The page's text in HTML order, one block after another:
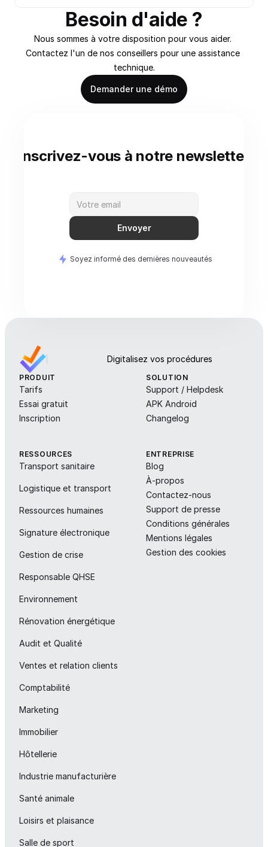
Besoin d'aide ?
Nous sommes à votre disposition pour vous aider.
Contactez l'un de nos conseillers pour une assistance
technique.
Demander une démo
Inscrivez-vous à notre newsletter
Envoyer
Soyez informé des dernières nouveautés
Digitalisez vos procédures
PRODUIT
Tarifs
Essai gratuit
Inscription
SOLUTION
Support / Helpdesk
APK Android
Changelog
RESSOURCES
Transport sanitaire
Logistique et transport
Ressources humaines
Signature électronique
Gestion de crise
Responsable QHSE
Environnement
Rénovation énergétique
Audit et Qualité
Ventes et relation clients
Comptabilité
Marketing
Immobilier
Hôtellerie
Industrie manufacturière
Santé animale
Loisirs et plaisance
Salle de sport
ENTREPRISE
Blog
À-propos
Contactez-nous
Support de presse
Conditions générales
Mentions légales
Gestion des cookies